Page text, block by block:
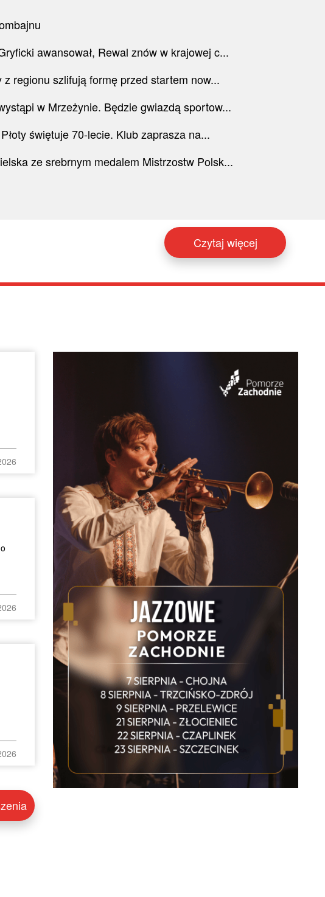
awansował, Rewal znów w krajowej c...
z regionu szlifują formę przed startem now...
w Mrzeżynie. Będzie gwiazdą sportow...
świętuje 70-lecie. Klub zaprasza na...
ze srebrnym medalem Mistrzostw Polsk...
Czytaj więcej